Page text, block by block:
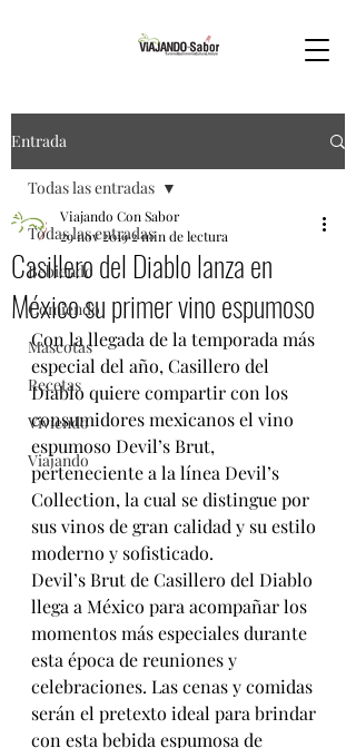
Entrada
Todas las entradas
Bebiendo
Comiendo
Mascotas
Recetas
Viviendo
Viajando
Todas las entradas
Casillero del Diablo lanza en
México su primer vino espumoso
Viajando Con Sabor
29 nov 20192 min de lectura
Con la llegada de la temporada más
especial del año, Casillero del
Diablo quiere compartir con los
consumidores mexicanos el vino
espumoso Devil’s Brut,
perteneciente a la línea Devil’s
Collection, la cual se distingue por
sus vinos de gran calidad y su estilo
moderno y sofisticado.
Devil’s Brut de Casillero del Diablo
llega a México para acompañar los
momentos más especiales durante
esta época de reuniones y
celebraciones. Las cenas y comidas
serán el pretexto ideal para brindar
con esta bebida espumosa de